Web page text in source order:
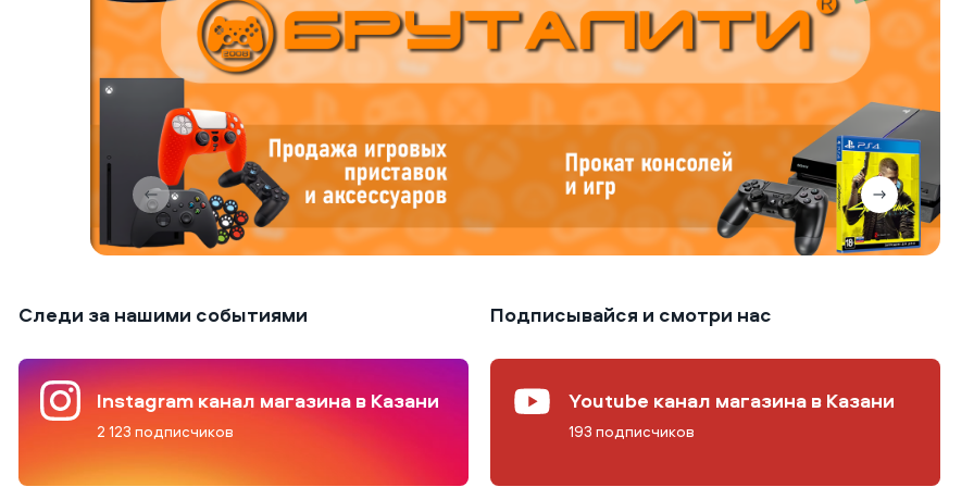
Следи за нашими событиями
Instagram канал магазина в Казани
2 123 подписчиков
Подписывайся и смотри нас
Youtube канал магазина в Казани
193 подписчиков